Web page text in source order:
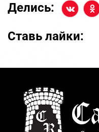
Делись:
Ставь лайки: